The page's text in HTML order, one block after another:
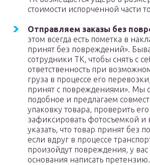
стоимости испорченной части
Отправляем заказы без
этом всегда есть пометка в
принят без повреждений».
сотрудники ТК, чтобы снять с
ответственность при
груза в процессе его
принят с повреждениями». Мы
подобное и предлагаем
упаковку товара, проверить его
зафиксировать фотосъемкой и
указать, что товар принят без
если вдруг в процессе
произойдут повреждения, у вас
основания написать претензию.